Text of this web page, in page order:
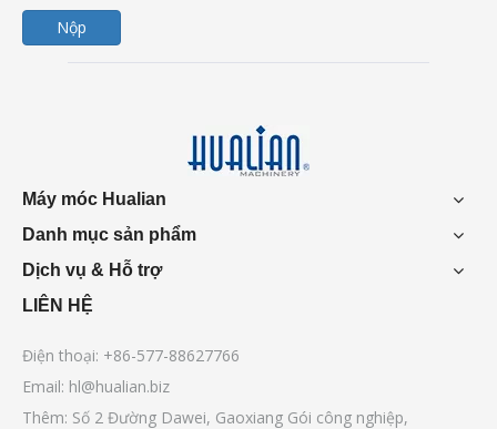
Nộp
Máy móc Hualian
Danh mục sản phẩm
Dịch vụ & Hỗ trợ
LIÊN HỆ
Điện thoại: +86-577-88627766
Email: hl@hualian.biz
Thêm: Số 2 Đường Dawei, Gaoxiang Gói công nghiệp,